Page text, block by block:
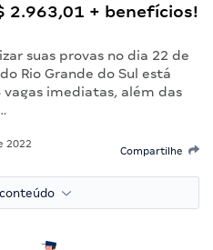
2.963,01 + benefícios!
suas provas no dia 22 de
Rio Grande do Sul está
imediatas, além das
2022
Compartilhe